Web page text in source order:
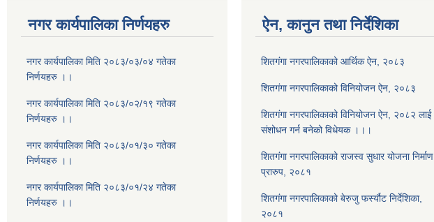
नगर कार्यपालिका निर्णयहरु
नगर कार्यपालिका मिति २०८३/०३/०४ गतेका
निर्णयहरु ।।
नगर कार्यपालिका मिति २०८३/०२/१९ गतेका
निर्णयहरु ।।
नगर कार्यपालिका मिति २०८३/०१/३० गतेका
निर्णयहरु ।।
नगर कार्यपालिका मिति २०८३/०१/२४ गतेका
निर्णयहरु ।।
ऐन, कानुन तथा निर्देशिका
शितगंगा नगरपालिकाको आर्थिक ऐन, २०८३
शितगंगा नगरपालिकाको विनियोजन ऐन, २०८३
शितगंगा नगरपालिकाको विनियोजन ऐन, २०८२ लाई
संशोधन गर्न बनेको विधेयक ।।।
शितगंगा नगरपालिकाको राजस्व सुधार योजना निर्माण
प्रारुप, २०८१
शितगंगा नगरपालिकाको बेरुजु फर्स्यौट निर्देशिका,
२०८१